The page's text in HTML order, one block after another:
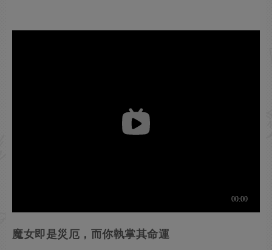
魔女即是災厄，而你執掌其命運